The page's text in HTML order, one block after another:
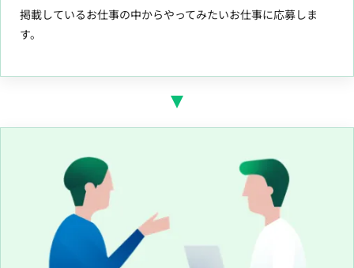
掲載しているお仕事の中からやってみたいお仕事に応募しま
す。